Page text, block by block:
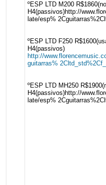
ºESP LTD M200
H4(passivos)http://
late/esp%
ºESP LTD F250
H4(passivos)
http://
guitarras%
ºESP LTD MH250
H4(passivos)http://
late/esp%